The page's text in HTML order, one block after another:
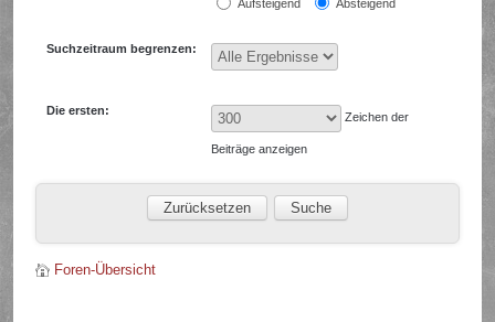
Aufsteigend
Absteigend
Suchzeitraum begrenzen:
Die ersten:
Zeichen der
Beiträge anzeigen
Foren-Übersicht